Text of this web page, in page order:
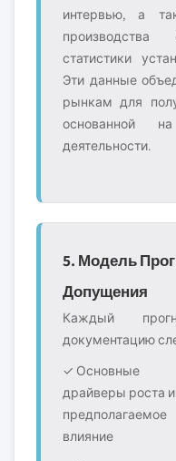
интервью, а
статистики
Эти данные
рынкам для
основанной
деятельности.
5. Модель
Допущения
Каждый
документацию
✓ Основные
драйверы роста и
предполагаемое
влияние